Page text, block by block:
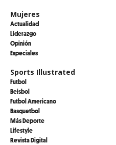
Mujeres
Actualidad
Liderazgo
Opinión
Especiales
Sports Illustrated
Futbol
Beisbol
Futbol Americano
Basquetbol
Más Deporte
Lifestyle
Revista Digital